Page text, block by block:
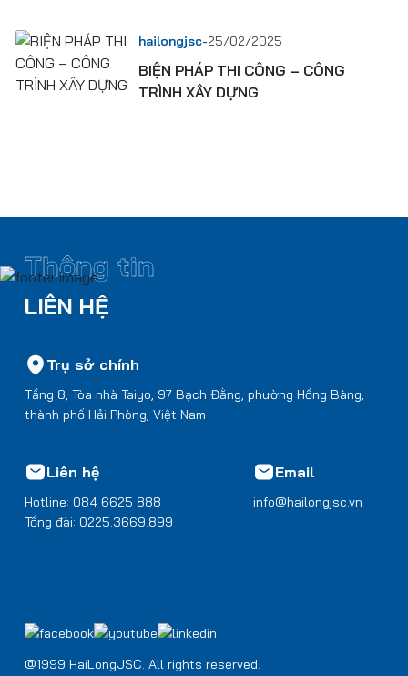
hailongjsc-25/02/2025
BIỆN PHÁP THI CÔNG – CÔNG
TRÌNH XÂY DỰNG
Thông tin
LIÊN HỆ
Trụ sở chính
Tầng 8, Tòa nhà Taiyo, 97 Bạch Đằng, phường Hồng Bàng,
thành phố Hải Phòng, Việt Nam
Email
info@hailongjsc.vn
Liên hệ
Hotline: 084 6625 888
Tổng đài: 0225.3669.899
@1999 HaiLongJSC. All rights reserved.